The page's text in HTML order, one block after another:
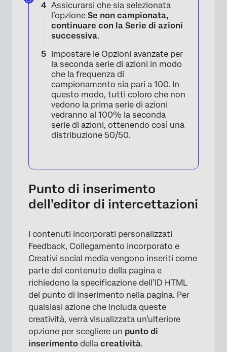
Assicurarsi che sia selezionata
l’opzione Se non campionata,
continuare con la Serie di azioni
successiva.
Impostare le Opzioni avanzate per
la seconda serie di azioni in modo
che la frequenza di
campionamento sia pari a 100. In
questo modo, tutti coloro che non
vedono la prima serie di azioni
vedranno al 100% la seconda
serie di azioni, ottenendo così una
distribuzione 50/50.
Punto di inserimento
dell’editor di intercettazioni
I contenuti incorporati personalizzati
Feedback, Collegamento incorporato e
Creativi social media vengono inseriti come
parte del contenuto della pagina e
richiedono la specificazione dell’ID HTML
del punto di inserimento nella pagina. Per
qualsiasi azione che includa queste
creatività, verrà visualizzata un’ulteriore
opzione per scegliere un punto di
inserimento della creatività.